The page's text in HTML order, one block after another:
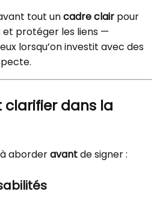
tout uncadre clair pour
protéger les liens —
lorsqu’on investit avec des
clarifier dans la
aborderavantde signer :